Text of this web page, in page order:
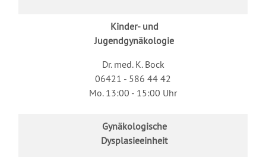
Kinder- und
Jugendgynäkologie
Dr. med. K. Bock
06421 - 586 44 42
Mo. 13:00 - 15:00 Uhr
Gynäkologische
Dysplasieeinheit